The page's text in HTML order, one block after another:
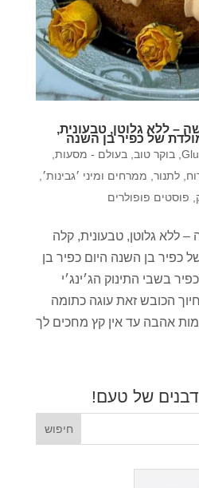
– ללא גלוטן, טבעונית,
של כפיר בן השנה
בוקר טוב
בעולם - מסעות,
,לתנור ממרחים ומיני ׳גבינות׳
פוסטים פופולרים
– ללא גלוטן, טבעונית, קלה
כפיר בן השנה היום כפיר בן
בשבי התינוק הג׳ינג׳י
הכובש זאת עוגה כתומה
אהבה עד אין קץ מחכים לך
של טעם!